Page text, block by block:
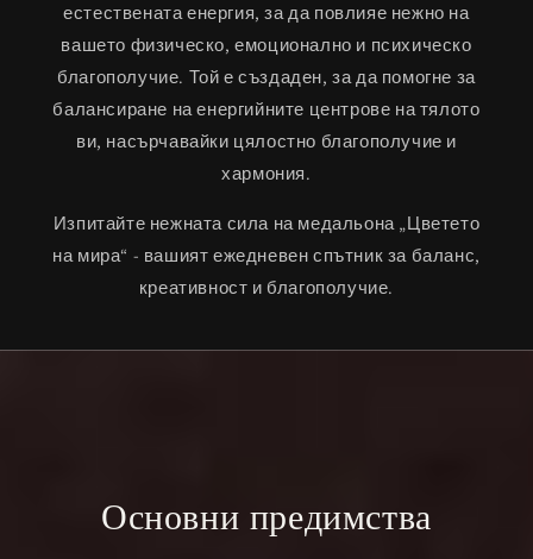
естествената енергия, за да повлияе нежно на
вашето физическо, емоционално и психическо
благополучие. Той е създаден, за да помогне за
балансиране на енергийните центрове на тялото
ви, насърчавайки цялостно благополучие и
хармония.
Изпитайте нежната сила на медальона „Цветето
на мира“ - вашият ежедневен спътник за баланс,
креативност и благополучие.
Основни предимства